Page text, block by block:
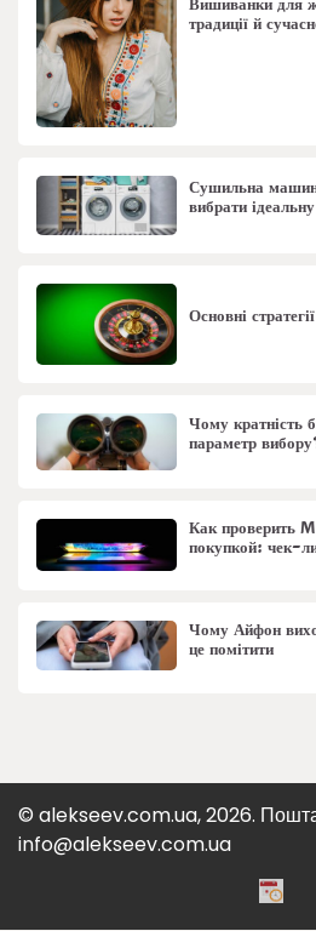
традиції й
Сушильна
вибрати
Основні
Чому кратність
параметр
Как проверить
покупкой: чек-
Чому Айфон
це помітити
© alekseev.com.ua, 2026.
info@alekseev.com.ua